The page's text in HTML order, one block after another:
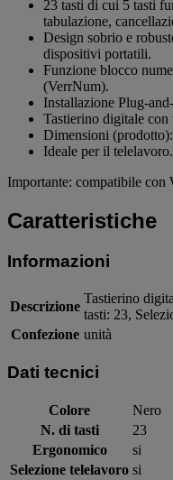
23 tasti di cui 5 tasti
tabulazione,
Design sobrio e
dispositivi portatili.
Funzione blocco
(VerrNum).
Installazione Plug-
Tastierino digitale con
Dimensioni
Ideale per il telelavoro.
Importante: compatibile con
Caratteristiche
Informazioni
Descrizione
Tastierino
tasti: 23,
Confezione unità
Dati tecnici
Colore
Nero
N. di tasti
23
Ergonomico
si
Selezione telelavoro si